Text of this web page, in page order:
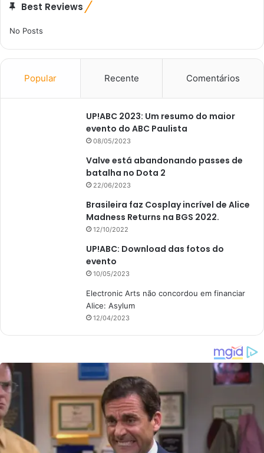
Best Reviews
No Posts
Popular Recente Comentários
UP!ABC 2023: Um resumo do maior
evento do ABC Paulista
08/05/2023
Valve está abandonando passes de
batalha no Dota 2
22/06/2023
Brasileira faz Cosplay incrível de Alice
Madness Returns na BGS 2022.
12/10/2022
UP!ABC: Download das fotos do
evento
10/05/2023
Electronic Arts não concordou em financiar
Alice: Asylum
12/04/2023